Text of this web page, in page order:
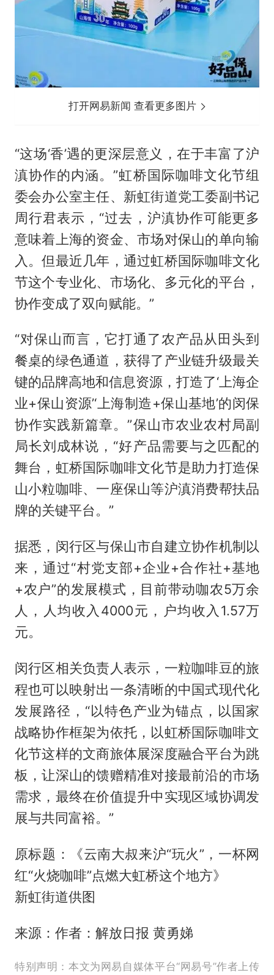
打开网易新闻 查看更多图片
“这场‘香’遇的更深层意义，在于丰富了沪
滇协作的内涵。”虹桥国际咖啡文化节组
委会办公室主任、新虹街道党工委副书记
周行君表示，“过去，沪滇协作可能更多
意味着上海的资金、市场对保山的单向输
入。但最近几年，通过虹桥国际咖啡文化
节这个专业化、市场化、多元化的平台，
协作变成了双向赋能。”
“对保山而言，它打通了农产品从田头到
餐桌的绿色通道，获得了产业链升级最关
键的品牌高地和信息资源，打造了‘上海企
业+保山资源’‘上海制造+保山基地’的闵保
协作实践新篇章。”保山市农业农村局副
局长刘成林说，“好产品需要与之匹配的
舞台，虹桥国际咖啡文化节是助力打造保
山小粒咖啡、一座保山等沪滇消费帮扶品
牌的关键平台。”
据悉，闵行区与保山市自建立协作机制以
来，通过“村党支部+企业+合作社+基地
+农户”的发展模式，目前带动咖农5万余
人，人均收入4000元，户均收入1.57万
元。
闵行区相关负责人表示，一粒咖啡豆的旅
程也可以映射出一条清晰的中国式现代化
发展路径，“以特色产业为锚点，以国家
战略协作框架为依托，以虹桥国际咖啡文
化节这样的文商旅体展深度融合平台为跳
板，让深山的馈赠精准对接最前沿的市场
需求，最终在价值提升中实现区域协调发
展与共同富裕。”
原标题：《云南大叔来沪“玩火”，一杯网
红“火烧咖啡”点燃大虹桥这个地方》
新虹街道供图
来源：作者：解放日报 黄勇娣
特别声明：本文为网易自媒体平台“网易号”作者上传